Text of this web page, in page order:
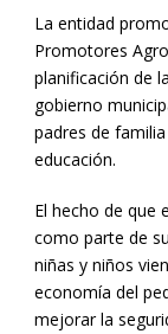
La entidad
Promotores
planificación de
gobierno
padres de
educación.
El hecho de que
como parte de
niñas y niños
economía del
mejorar la